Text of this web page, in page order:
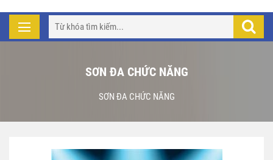
SƠN ĐA CHỨC NĂNG
SƠN ĐA CHỨC NĂNG